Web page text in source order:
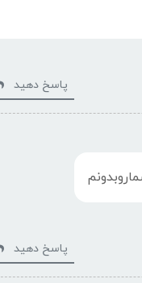
پاسخ دهید
پاسخ دهید